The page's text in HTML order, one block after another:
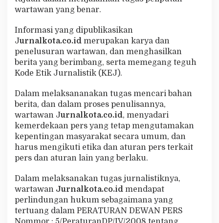
wartawan yang benar.
Informasi yang dipublikasikan
Jurnalkota.co.id merupakan karya dan
penelusuran wartawan, dan menghasilkan
berita yang berimbang, serta memegang teguh
Kode Etik Jurnalistik (KEJ).
Dalam melaksananakan tugas mencari bahan
berita, dan dalam proses penulisannya,
wartawan Jurnalkota.co.id, menyadari
kemerdekaan pers yang tetap mengutamakan
kepentingan masyarakat secara umum, dan
harus mengikuti etika dan aturan pers terkait
pers dan aturan lain yang berlaku.
Dalam melaksanakan tugas jurnalistiknya,
wartawan Jurnalkota.co.id mendapat
perlindungan hukum sebagaimana yang
tertuang dalam PERATURAN DEWAN PERS